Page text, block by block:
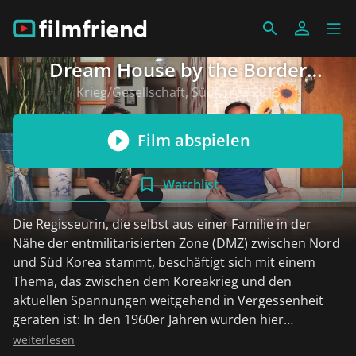
Dream House by the Border
(französisch)
Krieg/Gesellschaft, Südkorea 2013
Film abspielen
Watchlist
Die Regisseurin, die selbst aus einer Familie in der
Nähe der entmilitarisierten Zone (DMZ) zwischen Nord
und Süd Korea stammt, beschäftigt sich mit einem
Thema, das zwischen dem Koreakrieg und den
aktuellen Spannungen weitgehend in Vergessenheit
geraten ist: In den 1960er Jahren wurden hier
nordkoreanische Flüchtlinge in Häusern
weiterlesen